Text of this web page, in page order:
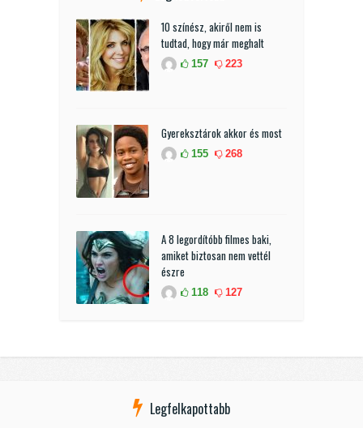
10 színész, akiről nem is
tudtad, hogy már meghalt
157 223
Gyereksztárok akkor és most
155 268
A 8 legordítóbb filmes baki,
amiket biztosan nem vettél
észre
118 127
Legfelkapottabb